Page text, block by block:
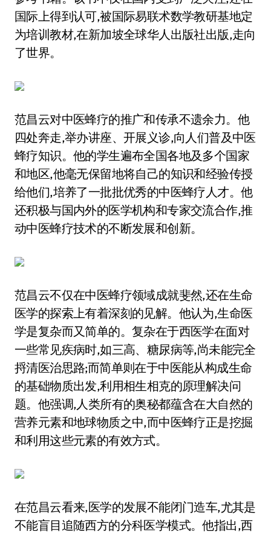
国际上得到认可,被国际易联术数学教研基地定
为培训教材,在新加坡全球华人出版社出版,走向
了世界。
范昌云对中医蜂疗的推广和传承不遗余力。他
四处奔走,举办讲座、开展义诊,向人们普及中医
蜂疗知识。他的学生遍布全国各地及多个国家
和地区,他毫无保留地将自己的知识和经验传授
给他们,培养了一批批优秀的中医蜂疗人才。他
还积极与国内外的医学机构和专家交流合作,推
动中医蜂疗技术的不断发展和创新。
范昌云不仅在中医蜂疗领域成就斐然,还在生命
医学的探索上有着深刻的见解。他认为,生命医
学是复杂而又简单的。复杂在于西医学在面对
一些常见疾病时,如三高、糖尿病等,尚未能完全
捋清医治思路;而简单则在于中医能从构成生命
的基础物质出发,利用相生相克的原理解决问
题。他强调,人类所有的奥秘都蕴含在大自然的
营养元素和地球物质之中,而中医蜂疗正是挖掘
和利用这些元素的有效方式。
在范昌云看来,医学的发展不能闭门造车,尤其是
不能盲目追随西方的分科医学模式。他指出,西